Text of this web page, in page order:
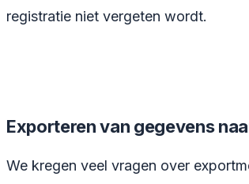
registratie niet vergeten wordt.
Exporteren van gegevens
We kregen veel vragen over